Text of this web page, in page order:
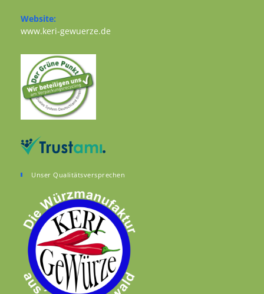
Website:
www.keri-gewuerze.de
Unser Qualitätsversprechen